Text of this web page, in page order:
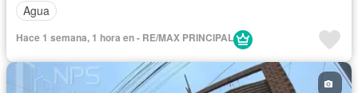
Agua
Hace 1 semana, 1 hora en - RE/MAX PRINCIPAL